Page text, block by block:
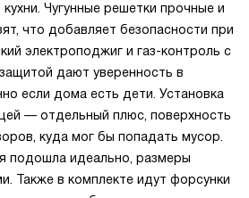
Чугунные решетки прочные и
что добавляет безопасности при
электроподжиг и газ-контроль с
дают уверенность в
если дома есть дети. Установка
— отдельный плюс, поверхность
куда мог бы попадать мусор.
подошла идеально, размеры
Также в комплекте идут форсунки